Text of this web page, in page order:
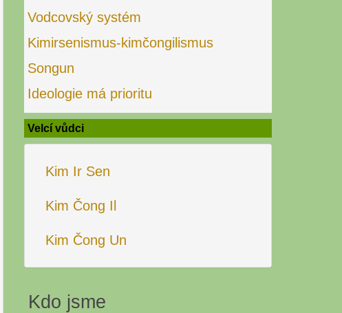
Vodcovský systém
Kimirsenismus-kimčongilismus
Songun
Ideologie má prioritu
Velcí vůdci
Kim Ir Sen
Kim Čong Il
Kim Čong Un
Kdo jsme